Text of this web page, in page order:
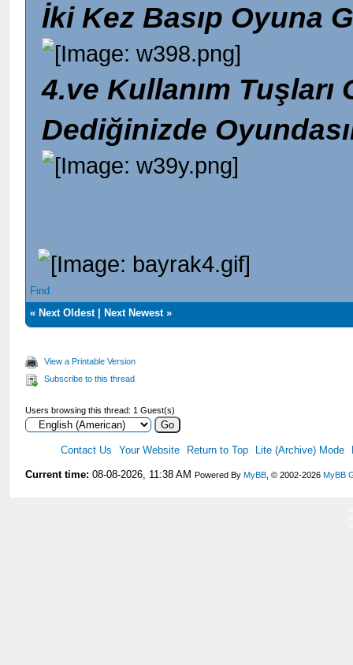
İki Kez Basıp Oyuna
4.ve Kullanım Tuşları
Dediğinizde
Find
« Next Oldest| Next Newest»
View a Printable Version
Subscribe to this thread
Users browsing this thread: 1 Guest(s)
Contact Us Your Website Return to Top Lite (Archive) Mode
Current time: 08-08-2026, 11:38 AM Powered By MyBB , © 2002-2026 MyBB